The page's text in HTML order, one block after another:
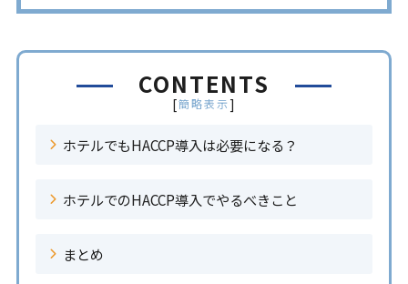
CONTENTS
[簡略表示]
ホテルでもHACCP導入は必要になる？
ホテルでのHACCP導入でやるべきこと
まとめ